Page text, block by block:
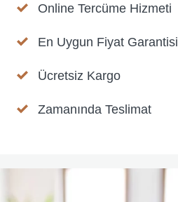
Online Tercüme Hizmeti
En Uygun Fiyat Garantisi
Ücretsiz Kargo
Zamanında Teslimat